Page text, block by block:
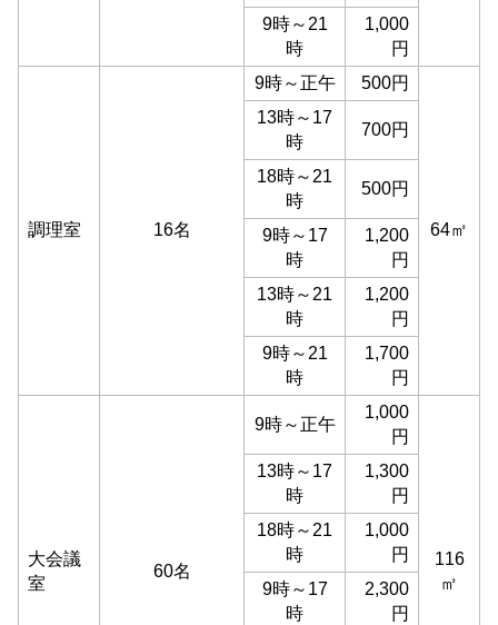
9時～21
時
1,000
円
調理室 16名
9時～正午 500円
64㎡
13時～17
時
700円
18時～21
時
500円
9時～17
時
1,200
円
13時～21
時
1,200
円
9時～21
時
1,700
円
大会議
室
60名
9時～正午
1,000
円
116
㎡
13時～17
時
1,300
円
18時～21
時
1,000
円
9時～17
時
2,300
円